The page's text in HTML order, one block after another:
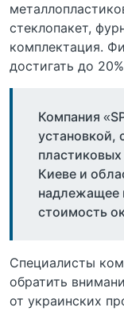
стеклопакет,
комплектация.
достигать до
Компания
установкой,
Киеве и
надлежащее
стоимость
Специалисты
обратить
от украинских